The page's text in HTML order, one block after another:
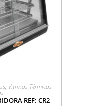
, Vitrinas Térmicas
REF: CR2